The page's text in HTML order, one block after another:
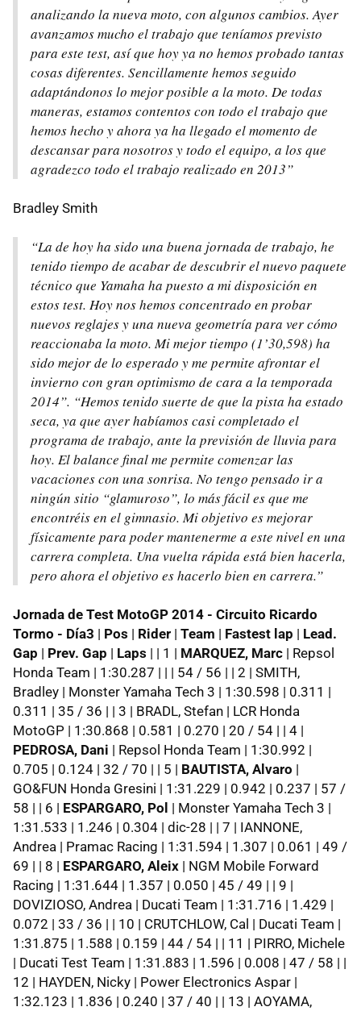
analizando la nueva moto, con algunos cambios. Ayer
avanzamos mucho el trabajo que teníamos previsto
para este test, así que hoy ya no hemos probado tantas
cosas diferentes. Sencillamente hemos seguido
adaptándonos lo mejor posible a la moto. De todas
maneras, estamos contentos con todo el trabajo que
hemos hecho y ahora ya ha llegado el momento de
descansar para nosotros y todo el equipo, a los que
agradezco todo el trabajo realizado en 2013”
Bradley Smith
“La de hoy ha sido una buena jornada de trabajo, he
tenido tiempo de acabar de descubrir el nuevo paquete
técnico que Yamaha ha puesto a mi disposición en
estos test. Hoy nos hemos concentrado en probar
nuevos reglajes y una nueva geometría para ver cómo
reaccionaba la moto. Mi mejor tiempo (1’30,598) ha
sido mejor de lo esperado y me permite afrontar el
invierno con gran optimismo de cara a la temporada
2014”. “Hemos tenido suerte de que la pista ha estado
seca, ya que ayer habíamos casi completado el
programa de trabajo, ante la previsión de lluvia para
hoy. El balance final me permite comenzar las
vacaciones con una sonrisa. No tengo pensado ir a
ningún sitio “glamuroso”, lo más fácil es que me
encontréis en el gimnasio. Mi objetivo es mejorar
físicamente para poder mantenerme a este nivel en una
carrera completa. Una vuelta rápida está bien hacerla,
pero ahora el objetivo es hacerlo bien en carrera.”
Jornada de Test MotoGP 2014 - Circuito Ricardo
Tormo - Día3 | Pos | Rider | Team | Fastest lap | Lead.
Gap | Prev. Gap | Laps | | 1 | MARQUEZ, Marc | Repsol
Honda Team | 1:30.287 | | | 54 / 56 | | 2 | SMITH,
Bradley | Monster Yamaha Tech 3 | 1:30.598 | 0.311 |
0.311 | 35 / 36 | | 3 | BRADL, Stefan | LCR Honda
MotoGP | 1:30.868 | 0.581 | 0.270 | 20 / 54 | | 4 |
PEDROSA, Dani | Repsol Honda Team | 1:30.992 |
0.705 | 0.124 | 32 / 70 | | 5 | BAUTISTA, Alvaro |
GO&FUN Honda Gresini | 1:31.229 | 0.942 | 0.237 | 57 /
58 | | 6 | ESPARGARO, Pol | Monster Yamaha Tech 3 |
1:31.533 | 1.246 | 0.304 | dic-28 | | 7 | IANNONE,
Andrea | Pramac Racing | 1:31.594 | 1.307 | 0.061 | 49 /
69 | | 8 | ESPARGARO, Aleix | NGM Mobile Forward
Racing | 1:31.644 | 1.357 | 0.050 | 45 / 49 | | 9 |
DOVIZIOSO, Andrea | Ducati Team | 1:31.716 | 1.429 |
0.072 | 33 / 36 | | 10 | CRUTCHLOW, Cal | Ducati Team |
1:31.875 | 1.588 | 0.159 | 44 / 54 | | 11 | PIRRO, Michele
| Ducati Test Team | 1:31.883 | 1.596 | 0.008 | 47 / 58 | |
12 | HAYDEN, Nicky | Power Electronics Aspar |
1:32.123 | 1.836 | 0.240 | 37 / 40 | | 13 | AOYAMA,